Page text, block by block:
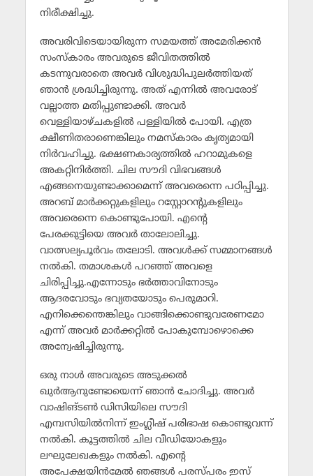
നിരീക്ഷിച്ചു.
അവരിവിടെയായിരുന്ന സമയത്ത് അമേരിക്കന്‍
സംസ്‌കാരം അവരുടെ ജീവിതത്തില്‍
കടന്നുവരാതെ അവര്‍ വിശുദ്ധിപുലര്‍ത്തിയത്
ഞാന്‍ ശ്രദ്ധിച്ചിരുന്നു. അത് എന്നില്‍ അവരോട്
വല്ലാത്ത മതിപ്പുണ്ടാക്കി. അവര്‍
വെള്ളിയാഴ്ചകളില്‍ പള്ളിയില്‍ പോയി. എത്ര
ക്ഷീണിതരാണെങ്കിലും നമസ്‌കാരം കൃത്യമായി
നിര്‍വഹിച്ചു. ഭക്ഷണകാര്യത്തില്‍ ഹറാമുകളെ
അകറ്റിനിര്‍ത്തി. ചില സൗദി വിഭവങ്ങള്‍
എങ്ങനെയുണ്ടാക്കാമെന്ന് അവരെന്നെ പഠിപ്പിച്ചു.
അറബ് മാര്‍ക്കറ്റുകളിലും റസ്റ്റോറന്റുകളിലും
അവരെന്നെ കൊണ്ടുപോയി. എന്റെ
പേരക്കുട്ടിയെ അവര്‍ താലോലിച്ചു.
വാത്സല്യപൂര്‍വം തലോടി. അവള്‍ക്ക് സമ്മാനങ്ങള്‍
നല്‍കി. തമാശകള്‍ പറഞ്ഞ് അവളെ
ചിരിപ്പിച്ചു.എന്നോടും ഭര്‍ത്താവിനോടും
ആദരവോടും ഭവ്യതയോടും പെരുമാറി.
എനിക്കെന്തെങ്കിലും വാങ്ങിക്കൊണ്ടുവരേണമോ
എന്ന് അവര്‍ മാര്‍ക്കറ്റില്‍ പോകുമ്പോഴൊക്കെ
അന്വേഷിച്ചിരുന്നു.
ഒരു നാള്‍ അവരുടെ അടുക്കല്‍
ഖുര്‍ആനുണ്ടോയെന്ന് ഞാന്‍ ചോദിച്ചു. അവര്‍
വാഷിങ്ടണ്‍ ഡിസിയിലെ സൗദി
എമ്പസിയില്‍നിന്ന് ഇംഗ്ലീഷ് പരിഭാഷ കൊണ്ടുവന്ന്
നല്‍കി. കൂട്ടത്തില്‍ ചില വീഡിയോകളും
ലഘുലേഖകളും നല്‍കി. എന്റെ
അപേക്ഷയിന്‍മേല്‍ ഞങ്ങള്‍ പരസ്പരം ഇസ്